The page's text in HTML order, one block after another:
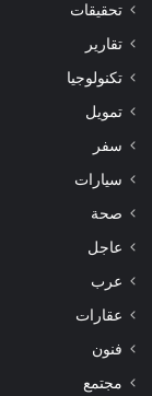
تحقيقات
تقارير
تكنولوجيا
تمويل
سفر
سيارات
صحة
عاجل
عرب
عقارات
فنون
مجتمع